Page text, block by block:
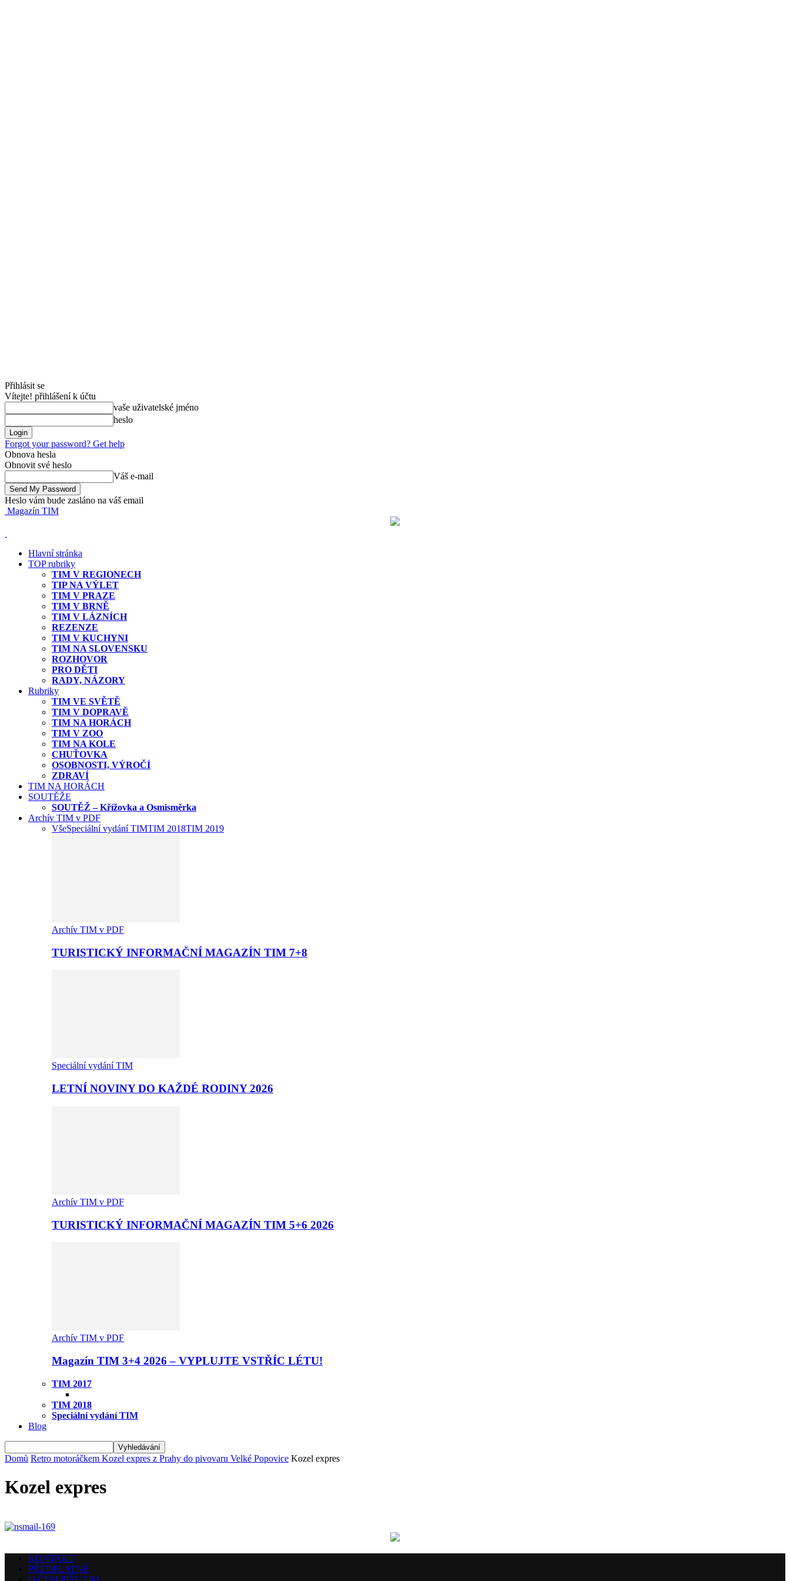
Přihlásit se
Vítejte! přihlášení k účtu
vaše uživatelské jméno
heslo
Forgot your password? Get help
Obnova hesla
Obnovit své heslo
Váš e-mail
Heslo vám bude zasláno na váš email
Magazín TIM
Hlavní stránka
TOP rubriky
TIM V REGIONECH
TIP NA VÝLET
TIM V PRAZE
TIM V BRNĚ
TIM V LÁZNÍCH
REZENZE
TIM V KUCHYNI
TIM NA SLOVENSKU
ROZHOVOR
PRO DĚTI
RADY, NÁZORY
Rubriky
TIM VE SVĚTĚ
TIM V DOPRAVĚ
TIM NA HORÁCH
TIM V ZOO
TIM NA KOLE
CHUŤOVKA
OSOBNOSTI, VÝROČÍ
ZDRAVÍ
TIM NA HORÁCH
SOUTĚŽE
SOUTĚŽ – Křížovka a Osmisměrka
Archív TIM v PDF
VšeSpeciální vydání TIMTIM 2018TIM 2019
Archív TIM v PDF
TURISTICKÝ INFORMAČNÍ MAGAZÍN TIM 7+8
Speciální vydání TIM
LETNÍ NOVINY DO KAŽDÉ RODINY 2026
Archív TIM v PDF
TURISTICKÝ INFORMAČNÍ MAGAZÍN TIM 5+6 2026
Archív TIM v PDF
Magazín TIM 3+4 2026 – VYPLUJTE VSTŘÍC LÉTU!
TIM 2017
TIM 2018
Speciální vydání TIM
Blog
Domů Retro motoráčkem Kozel expres z Prahy do pivovaru Velké Popovice Kozel expres
Kozel expres
KONTAKT
PŘEDPLATNÉ